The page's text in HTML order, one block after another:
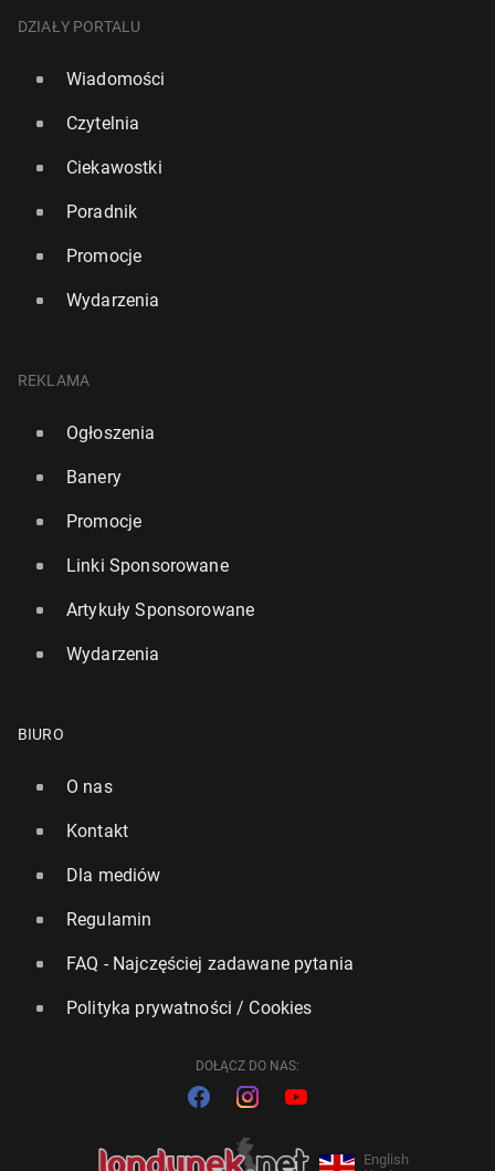
DZIAŁY PORTALU
Wiadomości
Czytelnia
Ciekawostki
Poradnik
Promocje
Wydarzenia
REKLAMA
Ogłoszenia
Banery
Promocje
Linki Sponsorowane
Artykuły Sponsorowane
Wydarzenia
BIURO
O nas
Kontakt
Dla mediów
Regulamin
FAQ - Najczęściej zadawane pytania
Polityka prywatności / Cookies
DOŁĄCZ DO NAS:
English